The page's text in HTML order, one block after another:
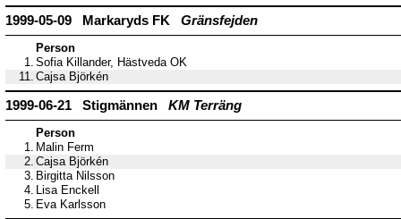
1999-05-09 Markaryds FK Gränsfejden
Person
1. Sofia Killander, Hästveda OK
11. Cajsa Björkén
1999-06-21 Stigmännen KM Terräng
Person
1. Malin Ferm
2. Cajsa Björkén
3. Birgitta Nilsson
4. Lisa Enckell
5. Eva Karlsson